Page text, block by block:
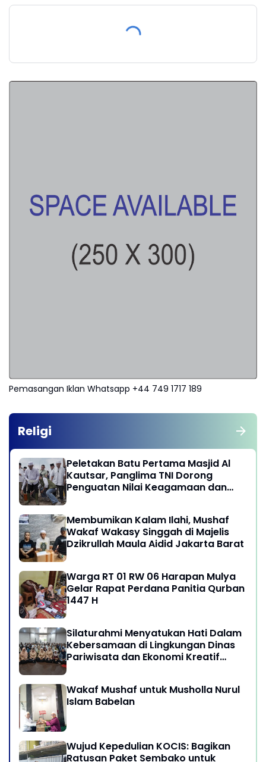
Pemasangan Iklan Whatsapp +44 749 1717 189
Religi
Peletakan Batu Pertama Masjid Al
Kautsar, Panglima TNI Dorong
Penguatan Nilai Keagamaan dan
Membumikan Kalam Ilahi, Mushaf
Wakaf Wakasy Singgah di Majelis
Dzikrullah Maula Aidid Jakarta Barat
Warga RT 01 RW 06 Harapan Mulya
Gelar Rapat Perdana Panitia Qurban
1447 H
Silaturahmi Menyatukan Hati Dalam
Kebersamaan di Lingkungan Dinas
Pariwisata dan Ekonomi Kreatif
Wakaf Mushaf untuk Musholla Nurul
Islam Babelan
Wujud Kepedulian KOCIS: Bagikan
Ratusan Paket Sembako untuk